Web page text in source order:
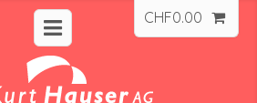
CHF0.00